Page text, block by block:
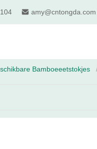
amy@cntongda.com
Bamboeeetstokjes